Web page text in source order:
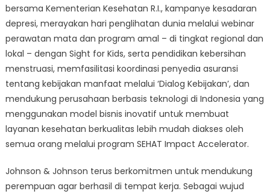
bersama Kementerian Kesehatan R.I., kampanye kesadaran
depresi, merayakan hari penglihatan dunia melalui webinar
perawatan mata dan program amal – di tingkat regional dan
lokal – dengan Sight for Kids, serta pendidikan kebersihan
menstruasi, memfasilitasi koordinasi penyedia asuransi
tentang kebijakan manfaat melalui ‘Dialog Kebijakan’, dan
mendukung perusahaan berbasis teknologi di Indonesia yang
menggunakan model bisnis inovatif untuk membuat
layanan kesehatan berkualitas lebih mudah diakses oleh
semua orang melalui program SEHAT Impact Accelerator.
Johnson & Johnson terus berkomitmen untuk mendukung
perempuan agar berhasil di tempat kerja. Sebagai wujud